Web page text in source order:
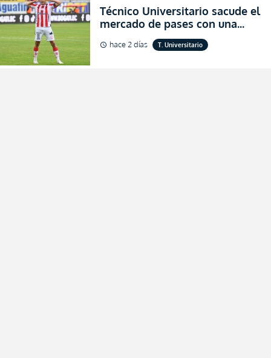
Técnico Universitario sacude el
mercado de pases con una
verdadera revolución para
asegurar la permanencia
schedule hace 2 días T. Universitario